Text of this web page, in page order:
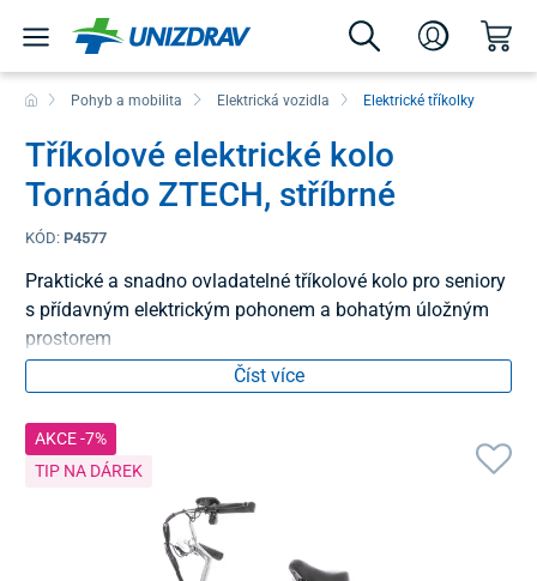
Pohyb a mobilita Elektrická vozidla Elektrické tříkolky
Tříkolové elektrické kolo
Tornádo ZTECH, stříbrné
KÓD: P4577
Praktické a snadno ovladatelné tříkolové kolo pro seniory
s přídavným elektrickým pohonem a bohatým úložným
prostorem
Číst více
AKCE -7%
TIP NA DÁREK